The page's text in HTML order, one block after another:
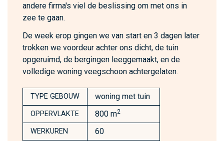
andere firma's viel de beslissing om met ons in
zee te gaan.
De week erop gingen we van start en 3 dagen later
trokken we voordeur achter ons dicht, de tuin
opgeruimd, de bergingen leeggemaakt, en de
volledige woning veegschoon achtergelaten.
TYPE GEBOUW woning met tuin
OPPERVLAKTE 800 m2
WERKUREN 60